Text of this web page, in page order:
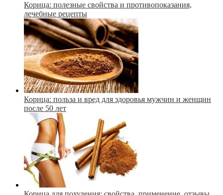
Корица: полезные свойства и противопоказания,
лечебные рецепты
Корица: польза и вред для здоровья мужчин и женщин
после 50 лет